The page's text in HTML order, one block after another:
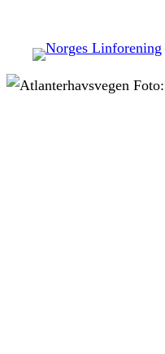
innhold